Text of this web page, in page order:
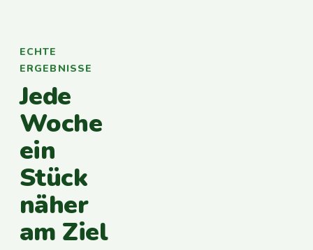
ECHTE
ERGEBNISSE
Jede
Woche
ein
Stück
näher
am Ziel